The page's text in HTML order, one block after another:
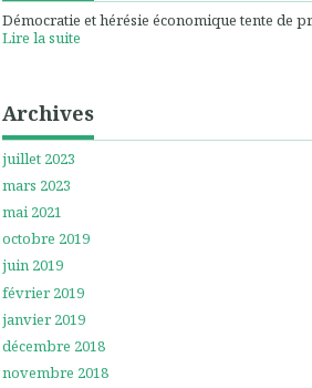
Démocratie et hérésie économique tente de
Lire la suite
Archives
juillet 2023
mars 2023
mai 2021
octobre 2019
juin 2019
février 2019
janvier 2019
décembre 2018
novembre 2018